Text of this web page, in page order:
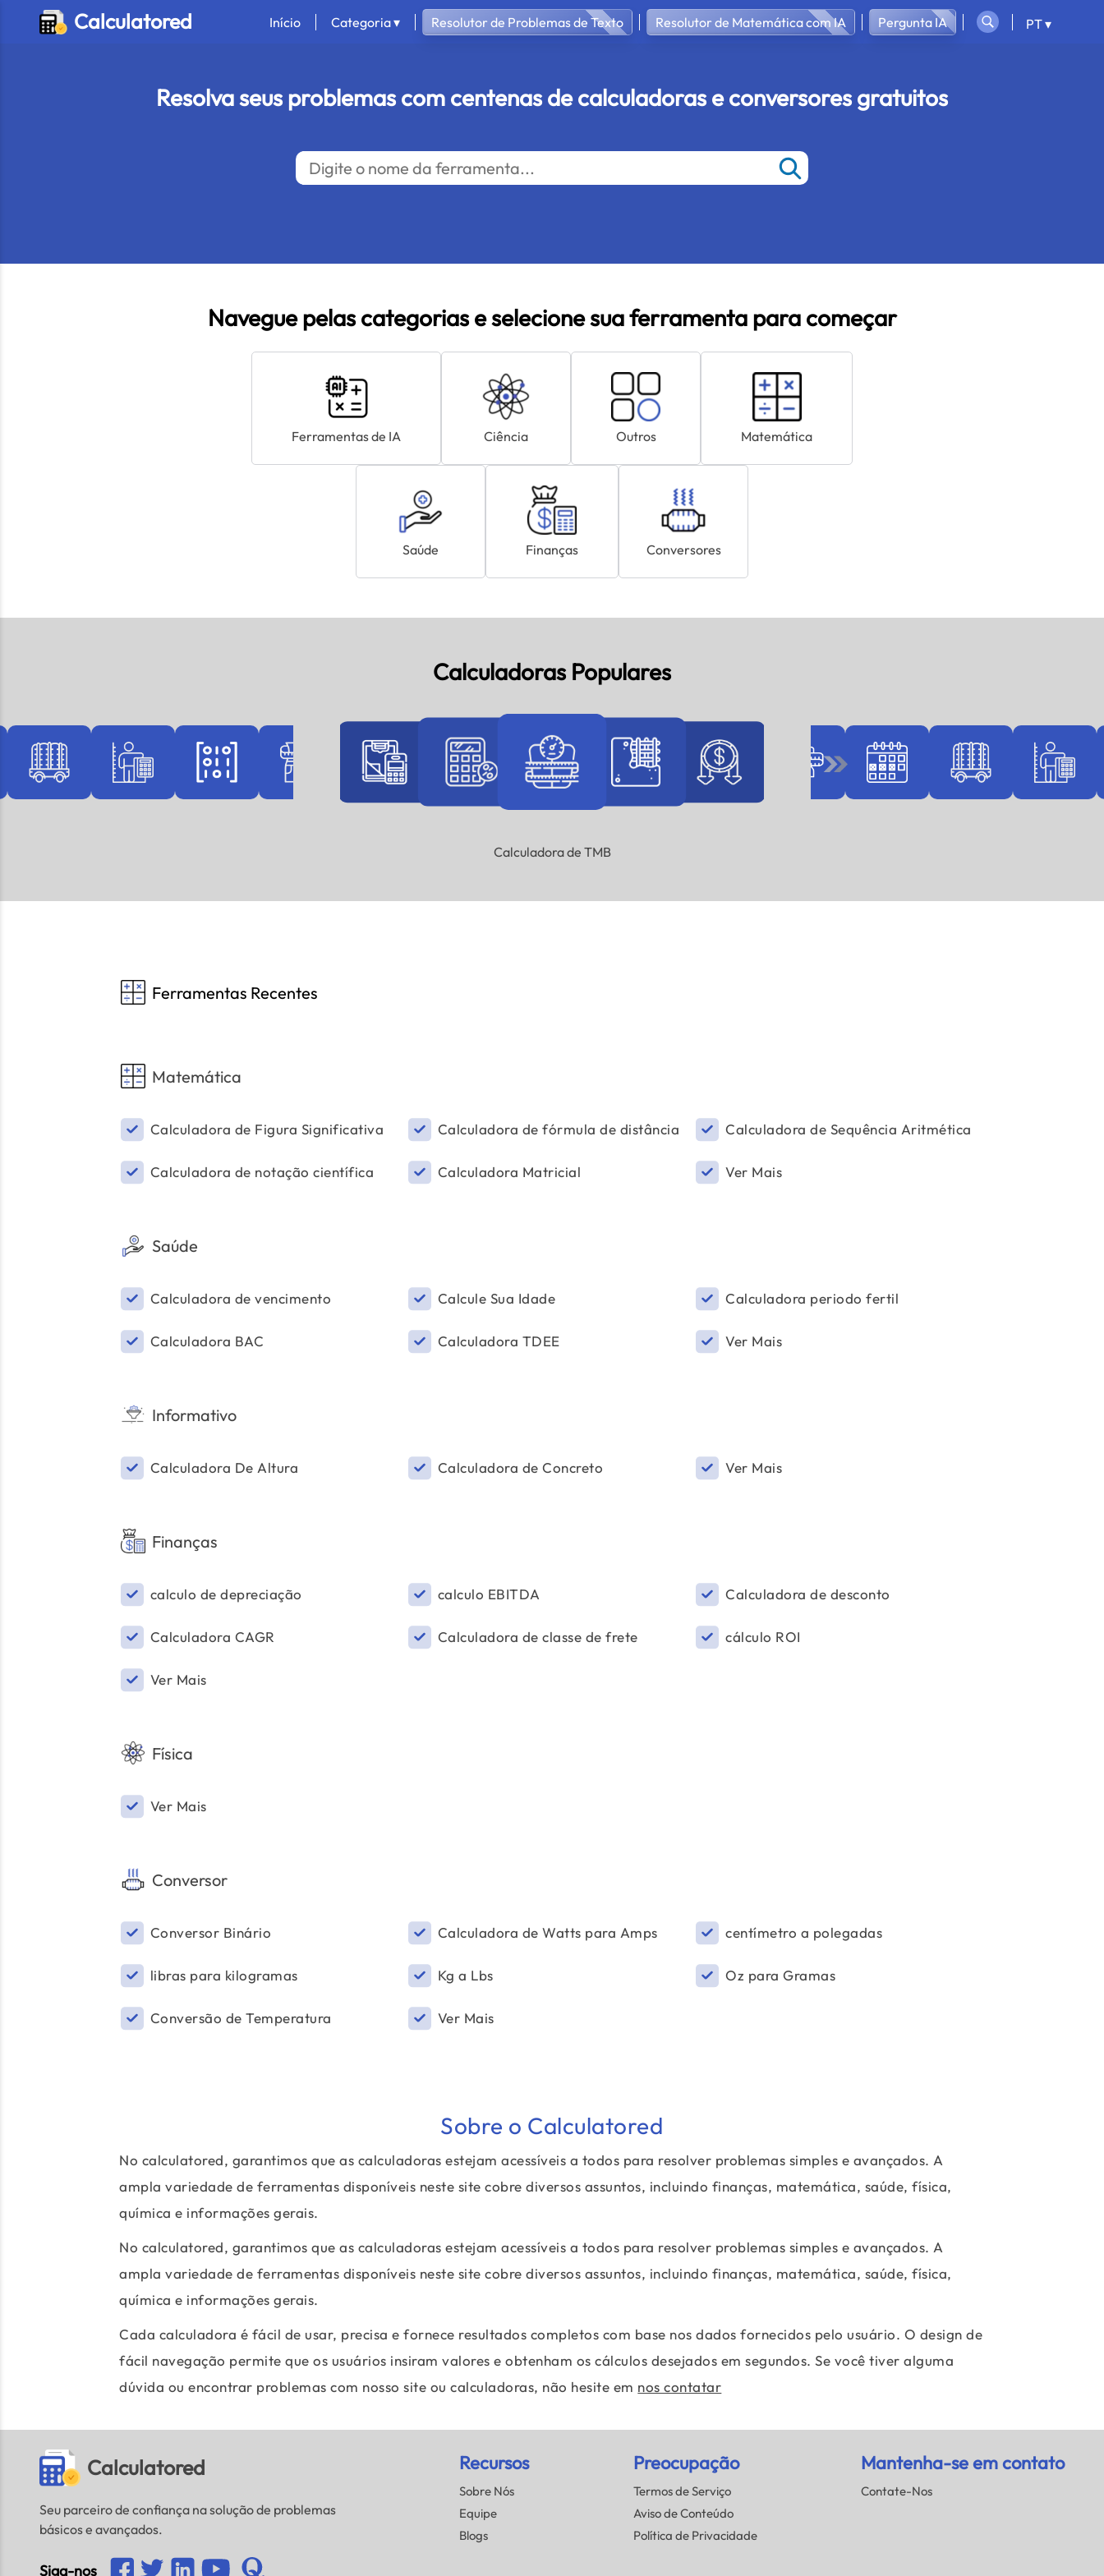
Calculatored Início Categoria ▾ Resolutor de Problemas de Texto Resolutor de Matemática com IA Pergunta IA PT ▾
Resolva seus problemas com centenas de calculadoras e conversores gratuitos
Navegue pelas categorias e selecione sua ferramenta para começar
Ferramentas de IA Ciência Outros Matemática
Saúde Finanças Conversores
Calculadoras Populares
Calculadora de TMB
Ferramentas Recentes
Matemática
Calculadora de Figura Significativa Calculadora de fórmula de distância Calculadora de Sequência Aritmética
Calculadora de notação científica Calculadora Matricial Ver Mais
Saúde
Calculadora de vencimento Calcule Sua Idade Calculadora periodo fertil
Calculadora BAC Calculadora TDEE Ver Mais
Informativo
Calculadora De Altura Calculadora de Concreto Ver Mais
Finanças
calculo de depreciação calculo EBITDA Calculadora de desconto
Calculadora CAGR Calculadora de classe de frete cálculo ROI
Ver Mais
Física
Ver Mais
Conversor
Conversor Binário Calculadora de Watts para Amps centímetro a polegadas
libras para kilogramas Kg a Lbs Oz para Gramas
Conversão de Temperatura Ver Mais
Sobre o Calculatored
No calculatored, garantimos que as calculadoras estejam acessíveis a todos para resolver problemas simples e avançados. A
ampla variedade de ferramentas disponíveis neste site cobre diversos assuntos, incluindo finanças, matemática, saúde, física,
química e informações gerais.
No calculatored, garantimos que as calculadoras estejam acessíveis a todos para resolver problemas simples e avançados. A
ampla variedade de ferramentas disponíveis neste site cobre diversos assuntos, incluindo finanças, matemática, saúde, física,
química e informações gerais.
Cada calculadora é fácil de usar, precisa e fornece resultados completos com base nos dados fornecidos pelo usuário. O design de
fácil navegação permite que os usuários insiram valores e obtenham os cálculos desejados em segundos. Se você tiver alguma
dúvida ou encontrar problemas com nosso site ou calculadoras, não hesite em nos contatar
Calculatored
Seu parceiro de confiança na solução de problemas
básicos e avançados.
Siga-nos
Recursos
Sobre Nós
Equipe
Blogs
Preocupação
Termos de Serviço
Aviso de Conteúdo
Política de Privacidade
Mantenha-se em contato
Contate-Nos